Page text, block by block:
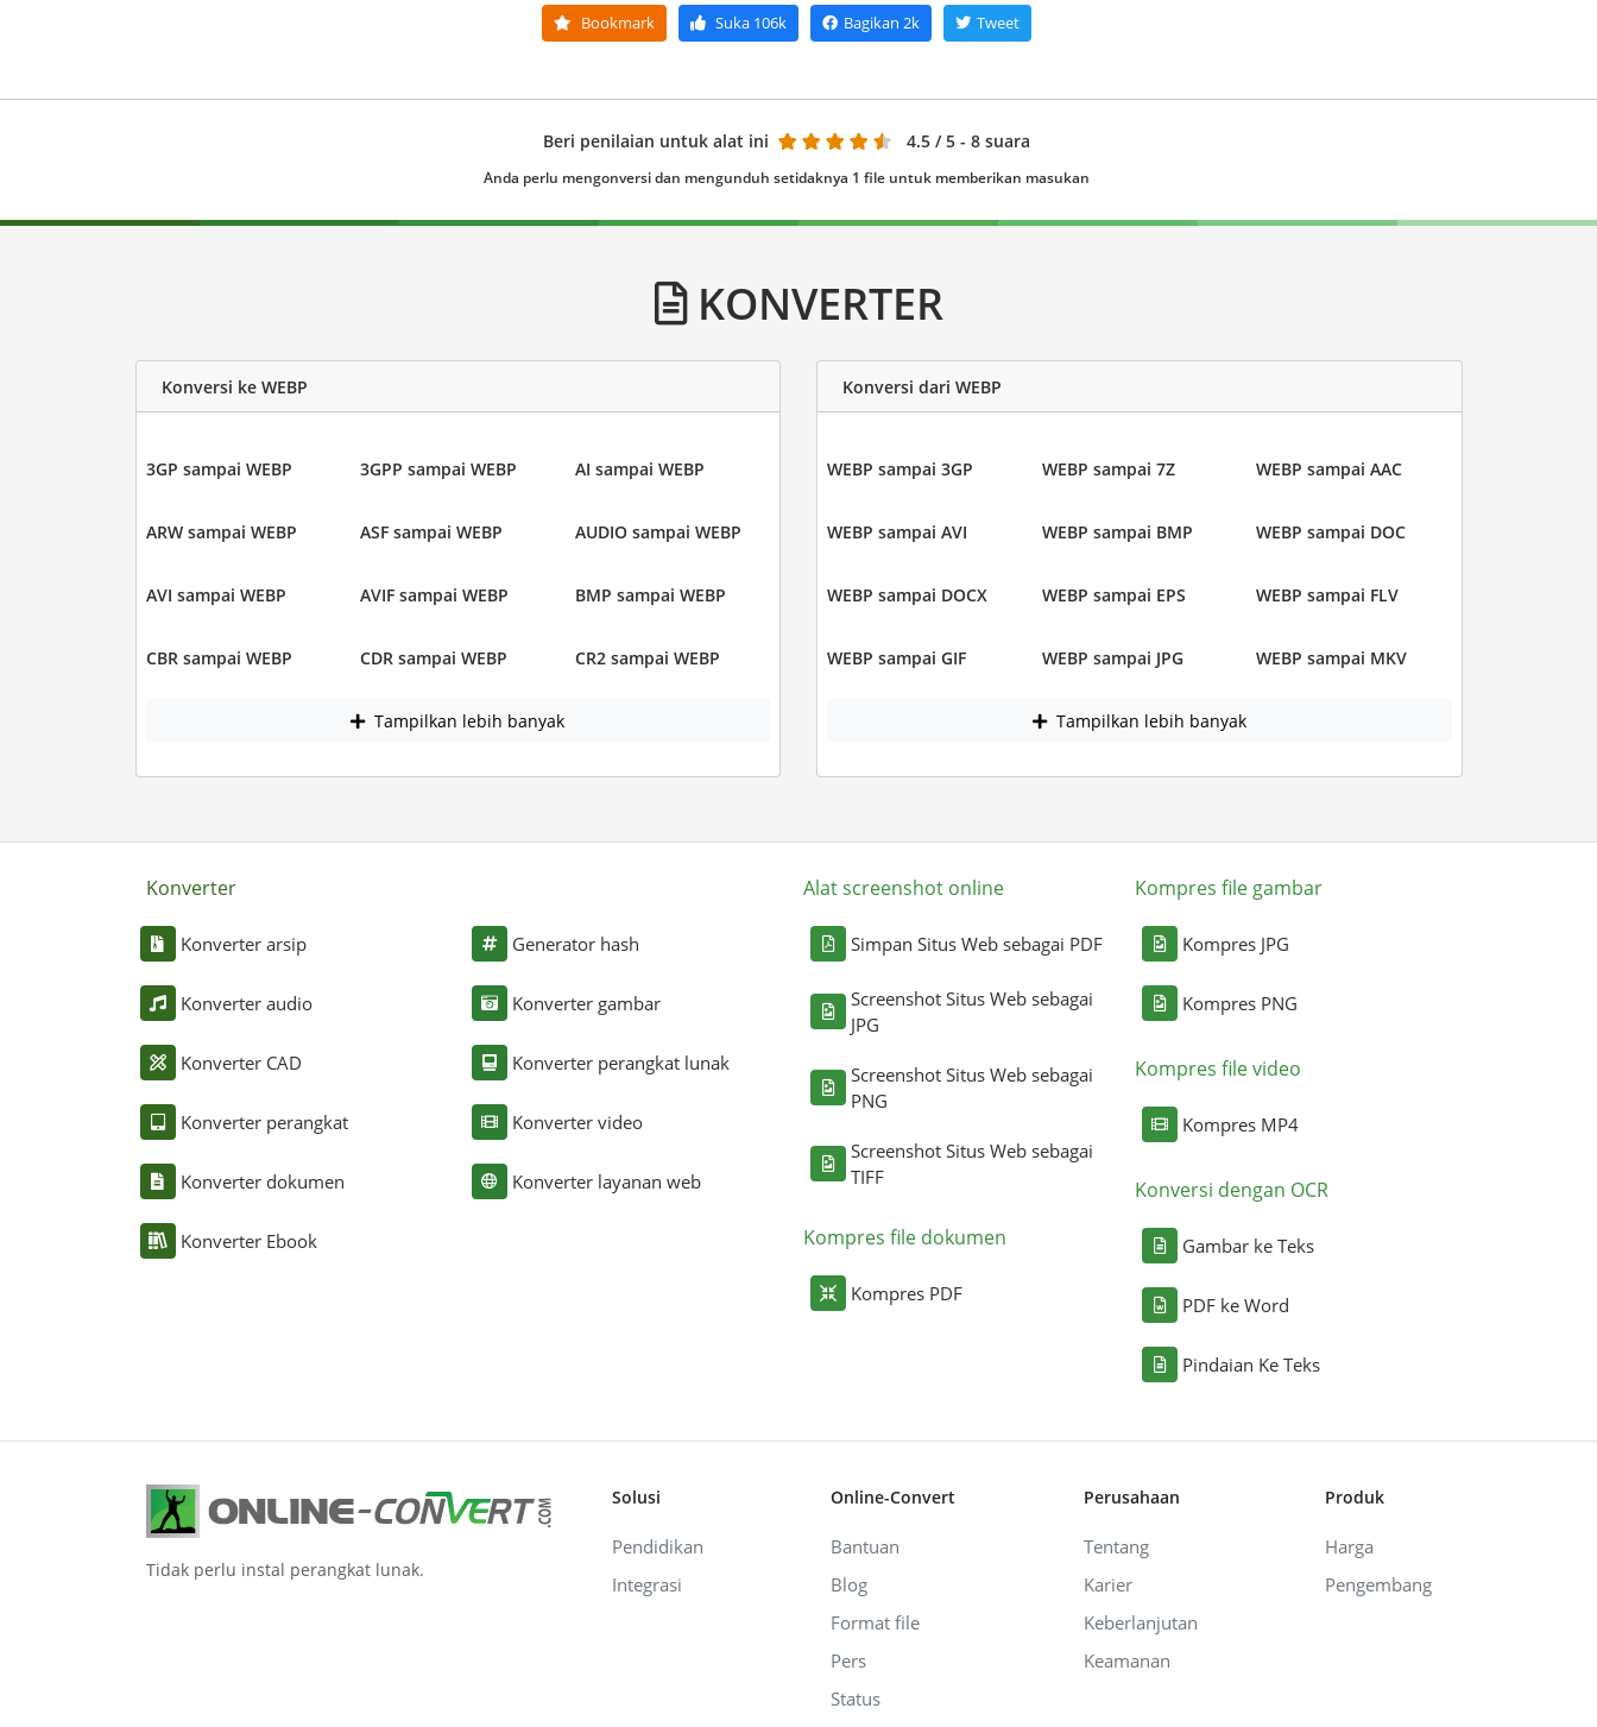
Bookmark Suka 106k Bagikan 2k Tweet
Beri penilaian untuk alat ini 4.5 / 5 - 8 suara
Anda perlu mengonversi dan mengunduh setidaknya 1 file untuk memberikan masukan
KONVERTER
Konversi ke WEBP
3GP sampai WEBP 3GPP sampai WEBP AI sampai WEBP
ARW sampai WEBP ASF sampai WEBP AUDIO sampai WEBP
AVI sampai WEBP AVIF sampai WEBP BMP sampai WEBP
CBR sampai WEBP CDR sampai WEBP CR2 sampai WEBP
Tampilkan lebih banyak
Konversi dari WEBP
WEBP sampai 3GP WEBP sampai 7Z WEBP sampai AAC
WEBP sampai AVI WEBP sampai BMP WEBP sampai DOC
WEBP sampai DOCX WEBP sampai EPS WEBP sampai FLV
WEBP sampai GIF WEBP sampai JPG WEBP sampai MKV
Tampilkan lebih banyak
Konverter
Konverter arsip
Konverter audio
Konverter CAD
Konverter perangkat
Konverter dokumen
Konverter Ebook
Generator hash
Konverter gambar
Konverter perangkat lunak
Konverter video
Konverter layanan web
Alat screenshot online
Simpan Situs Web sebagai PDF
Screenshot Situs Web sebagai
JPG
Screenshot Situs Web sebagai
PNG
Screenshot Situs Web sebagai
TIFF
Kompres file dokumen
Kompres PDF
Kompres file gambar
Kompres JPG
Kompres PNG
Kompres file video
Kompres MP4
Konversi dengan OCR
Gambar ke Teks
PDF ke Word
Pindaian Ke Teks
Tidak perlu instal perangkat lunak.
Solusi
Pendidikan
Integrasi
Online-Convert
Bantuan
Blog
Format file
Pers
Status
Perusahaan
Tentang
Karier
Keberlanjutan
Keamanan
Produk
Harga
Pengembang